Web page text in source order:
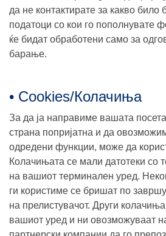
да не контактирате за какво
податоци со кои го пополнувате
ќе бидат обработени само за
барање.
• Cookies/Колачиња
За да ја направиме вашата
странa попријатна и да
одредени функции, може да
Колачињата се мали датотеки со
на вашиот терминален уред.
ги користиме се бришат по
на прелистувачот. Други
вашиот уред и ни овозможуваат